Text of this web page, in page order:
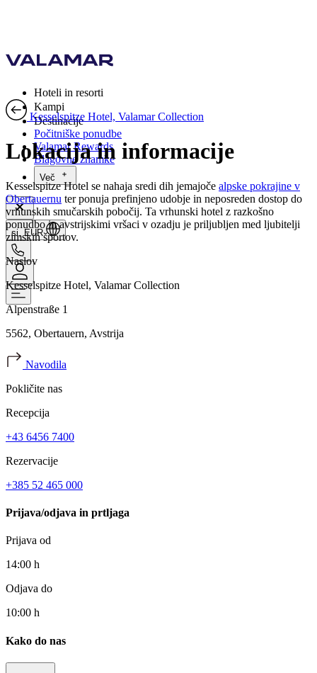
Hoteli in resorti
Kampi
Destinacije
Počitniške ponudbe
Valamar Rewards
Blagovne znamke
Več
si, EUR
Kesselspitze Hotel, Valamar Collection
Lokacija in informacije
Kesselspitze Hotel se nahaja sredi dih jemajoče alpske pokrajine v
Obertauernu ter ponuja prefinjeno udobje in neposreden dostop do
vrhunskih smučarskih pobočij. Ta vrhunski hotel z razkošno
ponudbo in avstrijskimi vršaci v ozadju je priljubljen med ljubitelji
zimskih športov.
Naslov
Kesselspitze Hotel, Valamar Collection
Alpenstraße 1
5562, Obertauern, Avstrija
Navodila
Pokličite nas
Recepcija
+43 6456 7400
Rezervacije
+385 52 465 000
Prijava/odjava in prtljaga
Prijava od
14:00 h
Odjava do
10:00 h
Kako do nas